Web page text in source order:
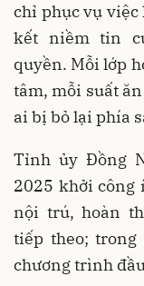
chỉ phục vụ việc
kết niềm tin
quyền. Mỗi lớp
tâm, mỗi suất
ai bị bỏ lại phía
Tỉnh ủy Đồng
2025 khởi công
nội trú, hoàn
tiếp theo;
chương trình